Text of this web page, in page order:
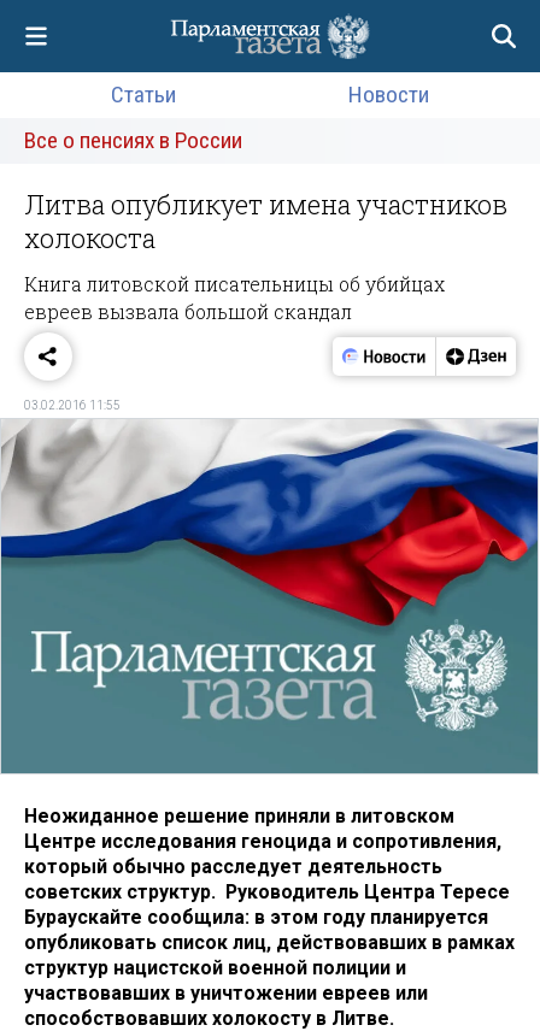
Статьи
Новости
Все о пенсиях в России
Литва опубликует имена участников
холокоста
Книга литовской писательницы об убийцах
евреев вызвала большой скандал
03.02.2016 11:55
Неожиданное решение приняли в литовском
Центре исследования геноцида и сопротивления,
который обычно расследует деятельность
советских структур. Руководитель Центра Тересе
Бураускайте сообщила: в этом году планируется
опубликовать список лиц, действовавших в рамках
структур нацистской военной полиции и
участвовавших в уничтожении евреев или
способствовавших холокосту в Литве.